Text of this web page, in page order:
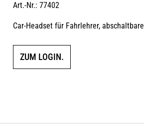
Art.-Nr.: 77402
Car-Headset für Fahrlehrer,
ZUM LOGIN.